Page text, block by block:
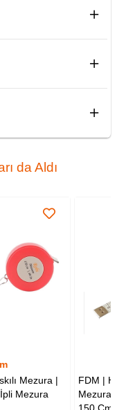
da Aldı
FDM | Hoechstmass |
Mezura | Alman Malı |